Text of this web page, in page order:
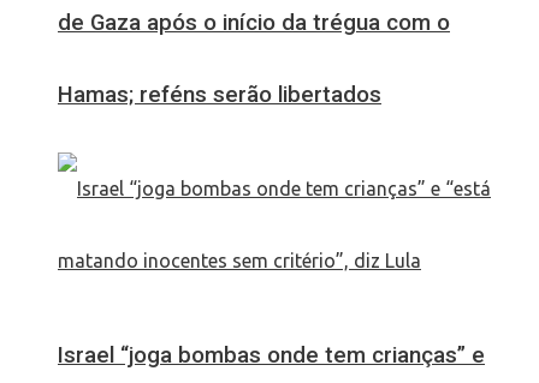
de Gaza após o início da trégua com o
Hamas; reféns serão libertados
Israel “joga bombas onde tem crianças” e